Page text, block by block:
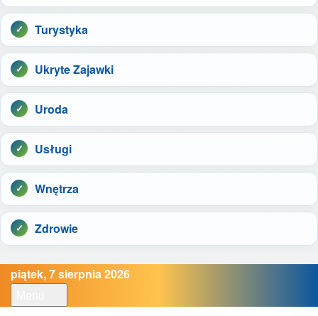
Turystyka
Ukryte Zajawki
Uroda
Usługi
Wnętrza
Zdrowie
piątek, 7 sierpnia 2026